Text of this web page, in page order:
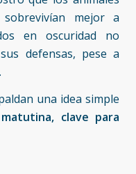
mejor a
en oscuridad no
defensas, pese a
una idea simple
clave para